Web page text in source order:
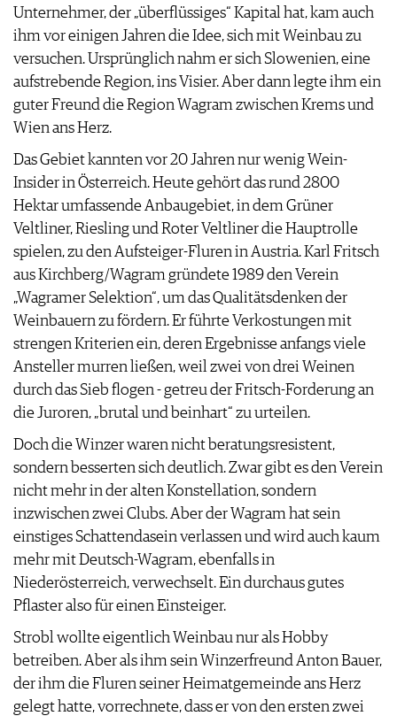
Unternehmer, der „überflüssiges“ Kapital hat, kam auch
ihm vor einigen Jahren die Idee, sich mit Weinbau zu
versuchen. Ursprünglich nahm er sich Slowenien, eine
aufstrebende Region, ins Visier. Aber dann legte ihm ein
guter Freund die Region Wagram zwischen Krems und
Wien ans Herz.
Das Gebiet kannten vor 20 Jahren nur wenig Wein-
Insider in Österreich. Heute gehört das rund 2800
Hektar umfassende Anbaugebiet, in dem Grüner
Veltliner, Riesling und Roter Veltliner die Hauptrolle
spielen, zu den Aufsteiger-Fluren in Austria. Karl Fritsch
aus Kirchberg/Wagram gründete 1989 den Verein
„Wagramer Selektion“, um das Qualitätsdenken der
Weinbauern zu fördern. Er führte Verkostungen mit
strengen Kriterien ein, deren Ergebnisse anfangs viele
Ansteller murren ließen, weil zwei von drei Weinen
durch das Sieb flogen - getreu der Fritsch-Forderung an
die Juroren, „brutal und beinhart“ zu urteilen.
Doch die Winzer waren nicht beratungsresistent,
sondern besserten sich deutlich. Zwar gibt es den Verein
nicht mehr in der alten Konstellation, sondern
inzwischen zwei Clubs. Aber der Wagram hat sein
einstiges Schattendasein verlassen und wird auch kaum
mehr mit Deutsch-Wagram, ebenfalls in
Niederösterreich, verwechselt. Ein durchaus gutes
Pflaster also für einen Einsteiger.
Strobl wollte eigentlich Weinbau nur als Hobby
betreiben. Aber als ihm sein Winzerfreund Anton Bauer,
der ihm die Fluren seiner Heimatgemeinde ans Herz
gelegt hatte, vorrechnete, dass er von den ersten zwei